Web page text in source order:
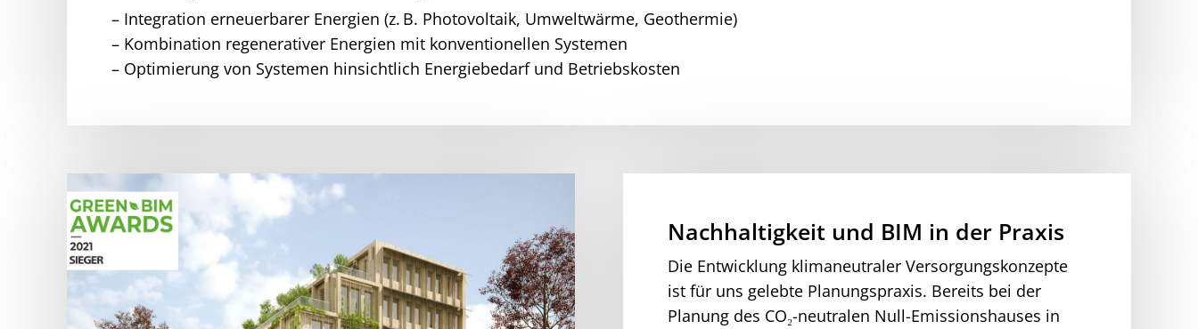
– Integration erneuerbarer Energien (z. B. Photovoltaik, Umweltwärme, Geothermie)
– Kombination regenerativer Energien mit konventionellen Systemen
– Optimierung von Systemen hinsichtlich Energiebedarf und Betriebskosten
Nachhaltigkeit und BIM in der Praxis
Die Entwicklung klimaneutraler Versorgungskonzepte
ist für uns gelebte Planungspraxis. Bereits bei der
Planung des CO₂-neutralen Null-Emissionshauses in